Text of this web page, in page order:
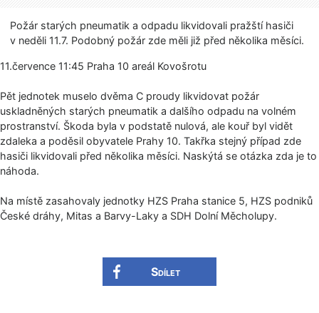
Požár starých pneumatik a odpadu likvidovali pražští hasiči
v neděli 11.7. Podobný požár zde měli již před několika měsíci.
11.července 11:45 Praha 10 areál Kovošrotu
Pět jednotek muselo dvěma C proudy likvidovat požár
uskladněných starých pneumatik a dalšího odpadu na volném
prostranství. Škoda byla v podstatě nulová, ale kouř byl vidět
zdaleka a poděsil obyvatele Prahy 10. Takřka stejný případ zde
hasiči likvidovali před několika měsíci. Naskýtá se otázka zda je to
náhoda.
Na místě zasahovaly jednotky HZS Praha stanice 5, HZS podniků
České dráhy, Mitas a Barvy-Laky a SDH Dolní Měcholupy.
Sdílet